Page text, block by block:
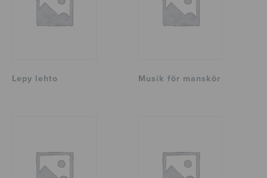
Lepy lehto Musik för manskör